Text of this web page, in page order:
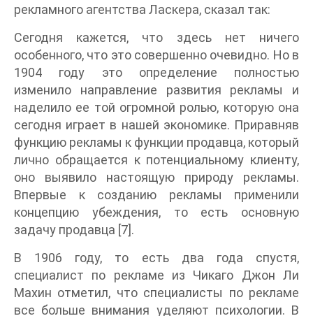
рекламного агентства Ласкера, сказал так:
Сегодня кажется, что здесь нет ничего
особенного, что это совершенно очевидно. Но в
1904 году это определение полностью
изменило направление развития рекламы и
наделило ее той огромной ролью, которую она
сегодня играет в нашей экономике. Приравняв
функцию рекламы к функции продавца, который
лично обращается к потенциальному клиенту,
оно выявило настоящую природу рекламы.
Впервые к созданию рекламы применили
концепцию убеждения, то есть основную
задачу продавца [7].
В 1906 году, то есть два года спустя,
специалист по рекламе из Чикаго Джон Ли
Махин отметил, что специалисты по рекламе
все больше внимания уделяют психологии. В